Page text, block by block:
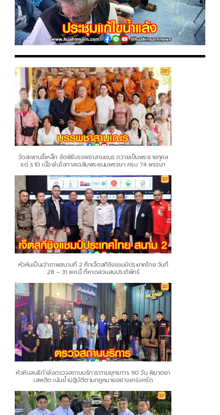
วัดสะพานขี้เหล็ก จัดพิธีบรรพชาสามเณร ถวายเป็นพระราชกุศล
แด่ ร.10 เนื่องในโอกาสเฉลิมพระชนมพรรษา ครบ 74 พรรษา
หัวหินเป็นเจ้าภาพสนามที่ 2 ศึกเจ็ตสกีชิงแชมป์ประเทศไทย วันที่
28 – 31 พ.ค.นี้ ที่หาดสวนสนประดิพัทธ์
หัวหินสนธิกำลังตรวจสถานบริการตามยุทธการ 90 วัน พิฆาตยา
เสพติด เน้นย้ำปฏิบัติตามกฎหมายอย่างเคร่งครัด